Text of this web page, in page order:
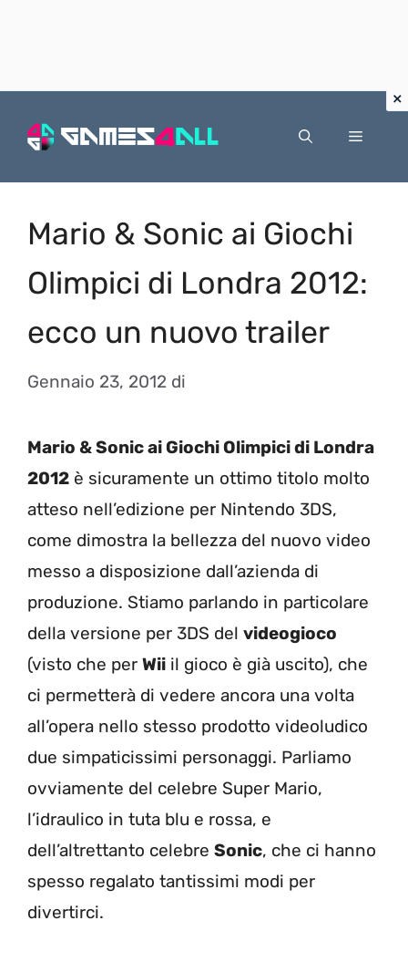
Menu
Mario & Sonic ai Giochi
Olimpici di Londra 2012:
ecco un nuovo trailer
Gennaio 23, 2012 di
Mario & Sonic ai Giochi Olimpici di Londra
2012 è sicuramente un ottimo titolo molto
atteso nell’edizione per Nintendo 3DS,
come dimostra la bellezza del nuovo video
messo a disposizione dall’azienda di
produzione. Stiamo parlando in particolare
della versione per 3DS del videogioco
(visto che per Wii il gioco è già uscito), che
ci permetterà di vedere ancora una volta
all’opera nello stesso prodotto videoludico
due simpaticissimi personaggi. Parliamo
ovviamente del celebre Super Mario,
l’idraulico in tuta blu e rossa, e
dell’altrettanto celebre Sonic, che ci hanno
spesso regalato tantissimi modi per
divertirci.